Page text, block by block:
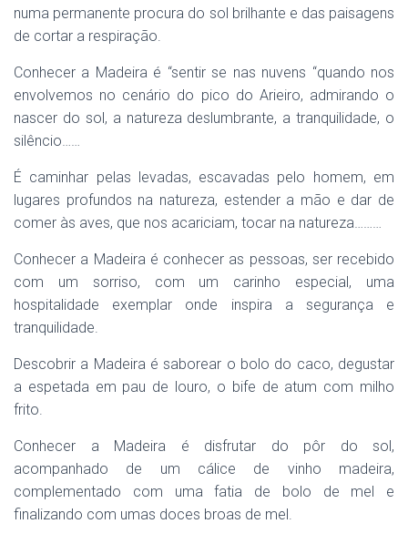
numa permanente procura do sol brilhante e das paisagens
de cortar a respiração.
Conhecer a Madeira é “sentir se nas nuvens “quando nos
envolvemos no cenário do pico do Arieiro, admirando o
nascer do sol, a natureza deslumbrante, a tranquilidade, o
silêncio……
É caminhar pelas levadas, escavadas pelo homem, em
lugares profundos na natureza, estender a mão e dar de
comer às aves, que nos acariciam, tocar na natureza………
Conhecer a Madeira é conhecer as pessoas, ser recebido
com um sorriso, com um carinho especial, uma
hospitalidade exemplar onde inspira a segurança e
tranquilidade.
Descobrir a Madeira é saborear o bolo do caco, degustar
a espetada em pau de louro, o bife de atum com milho
frito.
Conhecer a Madeira é disfrutar do pôr do sol,
acompanhado de um cálice de vinho madeira,
complementado com uma fatia de bolo de mel e
finalizando com umas doces broas de mel.